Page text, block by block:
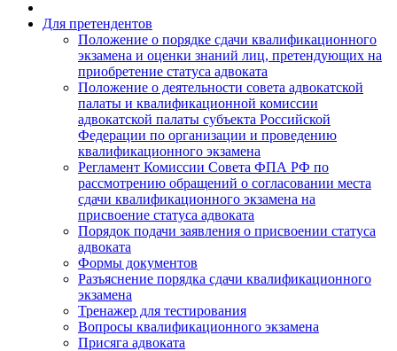
Для претендентов
Положение о порядке сдачи квалификационного
экзамена и оценки знаний лиц, претендующих на
приобретение статуса адвоката
Положение о деятельности совета адвокатской
палаты и квалификационной комиссии
адвокатской палаты субъекта Российской
Федерации по организации и проведению
квалификационного экзамена
Регламент Комиссии Совета ФПА РФ по
рассмотрению обращений о согласовании места
сдачи квалификационного экзамена на
присвоение статуса адвоката
Порядок подачи заявления о присвоении статуса
адвоката
Формы документов
Разъяснение порядка сдачи квалификационного
экзамена
Тренажер для тестирования
Вопросы квалификационного экзамена
Присяга адвоката